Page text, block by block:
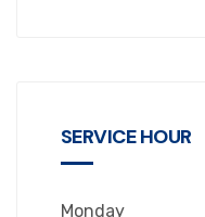
SERVICE HOUR
Monday